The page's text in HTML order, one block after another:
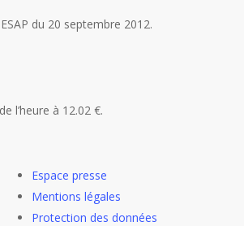
du 20 septembre 2012.
l’heure à 12.02 €.
Espace presse
Mentions légales
Protection des données